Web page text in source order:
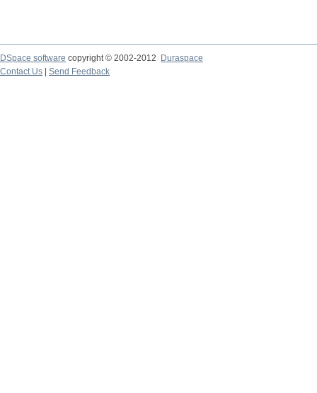
DSpace software copyright © 2002-2012
Duraspace
Contact Us
Send Feedback